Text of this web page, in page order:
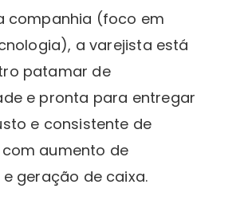
companhia (foco em
a varejista está
patamar de
e pronta para entregar
e consistente de
aumento de
geração de caixa.